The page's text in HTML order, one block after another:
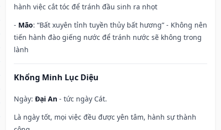
hành việc cắt tóc để tránh đầu sinh ra nhọt
- Mão: “Bất xuyên tỉnh tuyền thủy bất hương” - Không nên
tiến hành đào giếng nước để tránh nước sẽ không trong
lành
Khổng Minh Lục Diệu
Ngày: Đại An - tức ngày Cát.
Là ngày tốt, mọi việc đều được yên tâm, hành sự thành